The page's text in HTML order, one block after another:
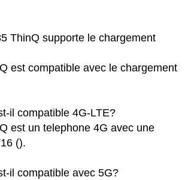
ThinQ supporte le chargement
est compatible avec le chargement
il compatible 4G-LTE?
est un telephone 4G avec une
().
il compatible avec 5G?